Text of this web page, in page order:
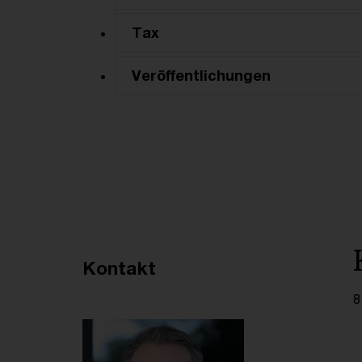
Tax
Veröffentlichungen
Empfohlene Artikel
Kontakt